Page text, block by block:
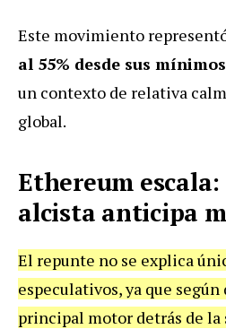
Este movimiento
al 55% desde sus
un contexto de relativa
global.
Ethereum
alcista anticipa
El repunte no se explica
especulativos, ya que
principal motor detrás de la